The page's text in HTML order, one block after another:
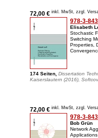
72,00 € inkl. MwSt, zzgl.
978-3-
Elisabeth
Stochastic
Switching
Properties,
174 Seiten, Dissertation
Kaiserslautern (2016),
72,00 € inkl. MwSt, zzgl.
978-3-
Bob Grün
Network